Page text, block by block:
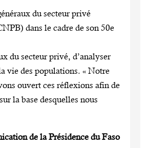
du secteur privé
dans le cadre de son 50e
du secteur privé, d’analyser
vie des populations. « Notre
ouvert ces réflexions afin de
la base desquelles nous
de la Présidence du Faso